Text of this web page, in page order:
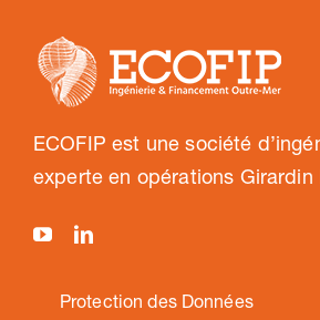
ECOFIP est une société
experte en opérations Girardin
Protection des Données